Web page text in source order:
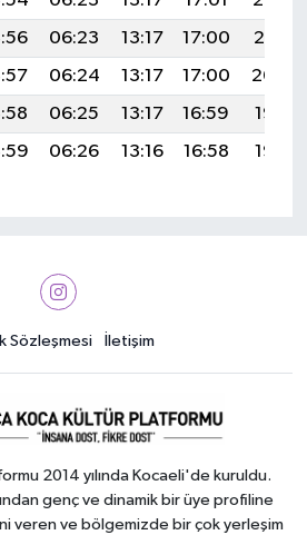
06:23 13:17 17:00
20:01
06:24 13:17 17:00
20:00
06:25 13:17 16:59
19:58
06:26 13:16 16:58 19:57
Sözleşmesi İletişim
2014 yılında Kocaeli'de kuruldu.
genç ve dinamik bir üye profiline
veren ve bölgemizde bir çok yerleşim